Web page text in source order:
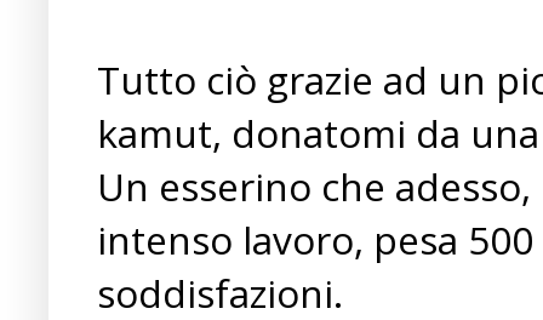
Tutto ciò grazie ad un
kamut, donatomi da
Un esserino che
intenso lavoro, pesa
soddisfazioni.